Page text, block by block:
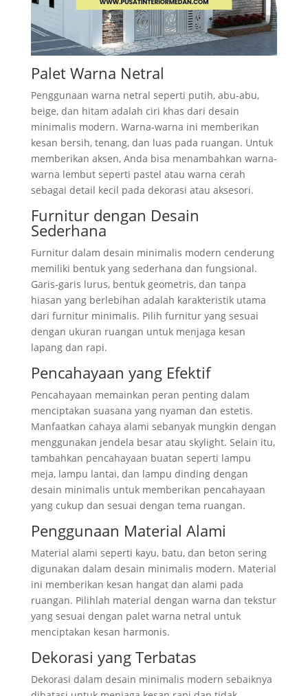
Palet Warna Netral
Penggunaan warna netral seperti putih, abu-abu,
beige, dan hitam adalah ciri khas dari desain
minimalis modern. Warna-warna ini memberikan
kesan bersih, tenang, dan luas pada ruangan. Untuk
memberikan aksen, Anda bisa menambahkan warna-
warna lembut seperti pastel atau warna cerah
sebagai detail kecil pada dekorasi atau aksesori.
Furnitur dengan Desain
Sederhana
Furnitur dalam desain minimalis modern cenderung
memiliki bentuk yang sederhana dan fungsional.
Garis-garis lurus, bentuk geometris, dan tanpa
hiasan yang berlebihan adalah karakteristik utama
dari furnitur minimalis. Pilih furnitur yang sesuai
dengan ukuran ruangan untuk menjaga kesan
lapang dan rapi.
Pencahayaan yang Efektif
Pencahayaan memainkan peran penting dalam
menciptakan suasana yang nyaman dan estetis.
Manfaatkan cahaya alami sebanyak mungkin dengan
menggunakan jendela besar atau skylight. Selain itu,
tambahkan pencahayaan buatan seperti lampu
meja, lampu lantai, dan lampu dinding dengan
desain minimalis untuk memberikan pencahayaan
yang cukup dan sesuai dengan tema ruangan.
Penggunaan Material Alami
Material alami seperti kayu, batu, dan beton sering
digunakan dalam desain minimalis modern. Material
ini memberikan kesan hangat dan alami pada
ruangan. Pilihlah material dengan warna dan tekstur
yang sesuai dengan palet warna netral untuk
menciptakan kesan harmonis.
Dekorasi yang Terbatas
Dekorasi dalam desain minimalis modern sebaiknya